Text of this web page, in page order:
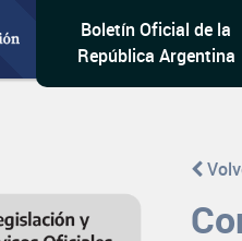
Boletín Oficial de la
República Argentina